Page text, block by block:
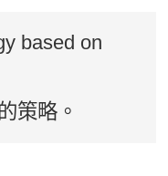
based on
策略。